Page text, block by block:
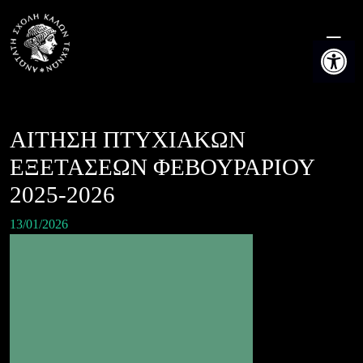
Ανοίξτε
content
ΑΙΤΗΣΗ ΠΤΥΧΙΑΚΩΝ
ΕΞΕΤΑΣΕΩΝ ΦΕΒΟΥΡΑΡΙΟΥ
2025-2026
13/01/2026